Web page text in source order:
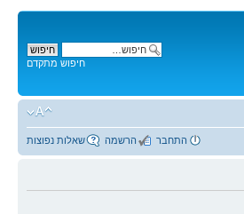
חיפוש מתקדם
שאלות נפוצות הרשמה התחבר